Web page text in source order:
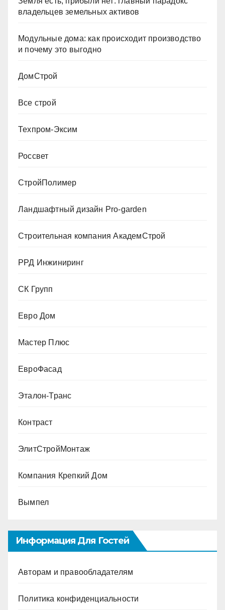
владельцев земельных активов
Модульные дома: как происходит производство
и почему это выгодно
ДомСтрой
Все строй
Техпром-Эксим
Россвет
СтройПолимер
Ландшафтный дизайн Pro-garden
Строительная компания АкадемСтрой
РРД Инжиниринг
СК Групп
Евро Дом
Мастер Плюс
ЕвроФасад
Эталон-Транс
Контраст
ЭлитСтройМонтаж
Компания Крепкий Дом
Вымпел
Информация Для Гостей
Авторам и правообладателям
Политика конфиденциальности